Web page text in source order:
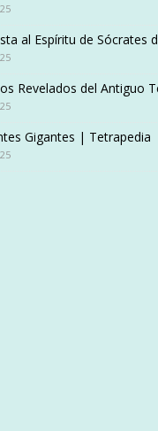
al Espíritu de Sócrates
Revelados del Antiguo
Gigantes | Tetrapedia